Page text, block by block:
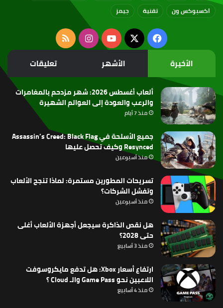
اكسبوكس ون
تقنية جيمز
فيسبوك
‫X
‫YouTubeانستقرامملخص
الموقع
RSS
الأخيرة الأشهر تعليقات
ألعاب أغسطس 2026: شهر مزدحم بالمغامرات
والرعب والعودة إلى العوالم الشهيرة
منذ 7 أيام
جميع الأسلحة في Assassin’s Creed: Black Flag
Resynced وكيف تحصل عليها
منذ أسبوعين
تسريحات المطورين مستمرة: لماذا تنجح الألعاب
وتفشل الشركات؟
منذ أسبوعين
هل نقص الذاكرة سيجعل أجهزة الألعاب أغلى
حتى 2028؟
منذ 3 أسابيع
ارتفاع أسعار Xbox: هل تدفع مايكروسوفت
اللاعبين نحو Game Pass والـ Cloud ؟
منذ 4 أسابيع